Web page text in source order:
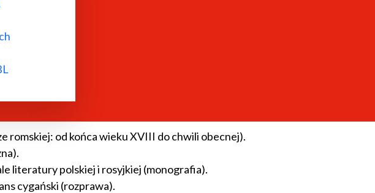
Benítez Burraco, Ediciones "RIALP", Madrid 2009.
Sobieska y Antonio Benítez Burraco, Ediciones "Trea", Gijón (Hiszpania)
poświęcona recepcji symbolizmu rosyjskiego w literaturze okresu Młodej
romskiej: od końca wieku XVIII do chwili obecnej).
literatury polskiej i rosyjkiej (monografia).
cygański (rozprawa).